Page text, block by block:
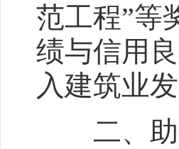
范工程”等
绩与信用
入建筑业
二、助